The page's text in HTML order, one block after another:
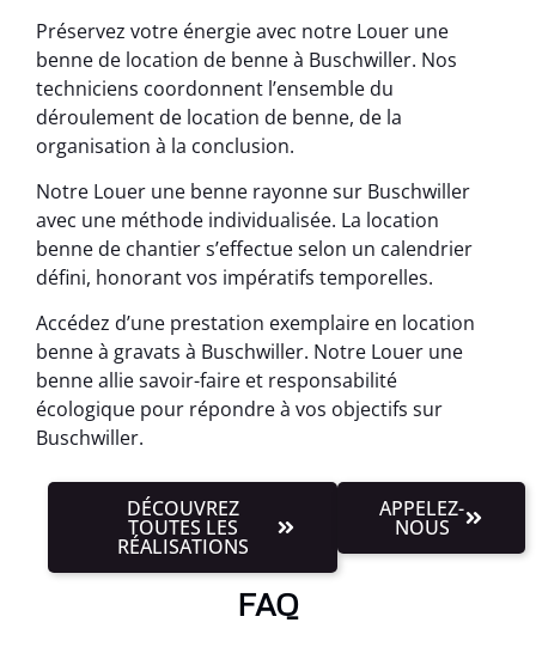
Préservez votre énergie avec notre Louer une
benne de location de benne à Buschwiller. Nos
techniciens coordonnent l’ensemble du
déroulement de location de benne, de la
organisation à la conclusion.
Notre Louer une benne rayonne sur Buschwiller
avec une méthode individualisée. La location
benne de chantier s’effectue selon un calendrier
défini, honorant vos impératifs temporelles.
Accédez d’une prestation exemplaire en location
benne à gravats à Buschwiller. Notre Louer une
benne allie savoir-faire et responsabilité
écologique pour répondre à vos objectifs sur
Buschwiller.
DÉCOUVREZ
TOUTES LES
RÉALISATIONS
APPELEZ-
NOUS
FAQ